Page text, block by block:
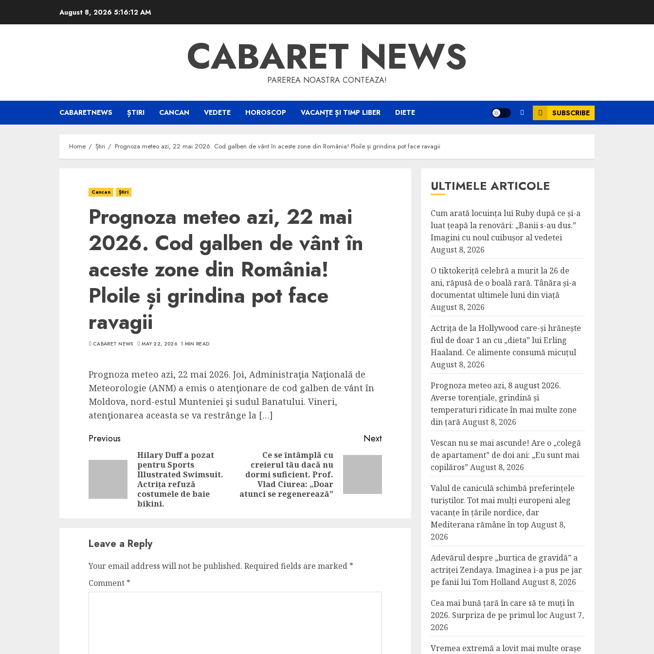
August 8, 2026 5:16:12 AM
CABARET NEWS
PAREREA NOASTRA CONTEAZA!
CABARETNEWS ȘTIRI CANCAN VEDETE HOROSCOP VACANȚE ȘI TIMP LIBER DIETE SUBSCRIBE
Home Știri Prognoza meteo azi, 22 mai 2026. Cod galben de vânt în aceste zone din România! Ploile și grindina pot face ravagii
Cancan Știri
Prognoza meteo azi, 22 mai
2026. Cod galben de vânt în
aceste zone din România!
Ploile și grindina pot face
ravagii
CABARET NEWS MAY 22, 2026 1 MIN READ
Prognoza meteo azi, 22 mai 2026. Joi, Administraţia Naţională de
Meteorologie (ANM) a emis o atenţionare de cod galben de vânt în
Moldova, nord-estul Munteniei şi sudul Banatului. Vineri,
atenţionarea aceasta se va restrânge la […]
Continue
Reading
Previous
Previous
post:
Hilary Duff a pozat
pentru Sports
Illustrated Swimsuit.
Actrița refuză
costumele de baie
bikini.
Next
Next
Ce se întâmplă cu
creierul tău dacă nu
dormi suficient. Prof.
Vlad Ciurea: „Doar
atunci se regenerează”
Leave a Reply
Your email address will not be published. Required fields are marked *
Comment *
ULTIMELE ARTICOLE
Cum arată locuința lui Ruby după ce și-a
luat țeapă la renovări: „Banii s-au dus.”
Imagini cu noul cuibușor al vedetei
August 8, 2026
O tiktokeriță celebră a murit la 26 de
ani, răpusă de o boală rară. Tânăra și-a
documentat ultimele luni din viață
August 8, 2026
Actrița de la Hollywood care-și hrănește
fiul de doar 1 an cu „dieta” lui Erling
Haaland. Ce alimente consumă micuțul
August 8, 2026
Prognoza meteo azi, 8 august 2026.
Averse torențiale, grindină și
temperaturi ridicate în mai multe zone
din țarăAugust 8, 2026
Vescan nu se mai ascunde! Are o „colegă
de apartament” de doi ani: „Eu sunt mai
copilăros” August 8, 2026
Valul de caniculă schimbă preferințele
turiștilor. Tot mai mulți europeni aleg
vacanțe în țările nordice, dar
Mediterana rămâne în top August 8,
2026
Adevărul despre „burtica de gravidă” a
actriței Zendaya. Imaginea i-a pus pe jar
pe fanii lui Tom HollandAugust 8, 2026
Cea mai bună țară în care să te muți în
2026. Surpriza de pe primul locAugust 7,
2026
Vremea extremă a lovit mai multe orașe